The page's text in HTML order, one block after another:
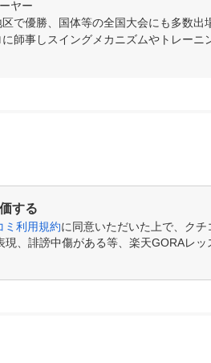
ヤー
で優勝、国体等の全国大会にも多数出
師事しスイングメカニズムやトレーニ
する
ミ利用規約に同意いただいた上で、ク
現、誹謗中傷がある等、楽天GORAレ